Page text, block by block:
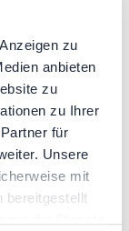
zu
anbieten
zu
zu Ihrer
für
Unsere
mit
bereitgestellt
Anfang bis
bei den
muss
von ihm
Techniker